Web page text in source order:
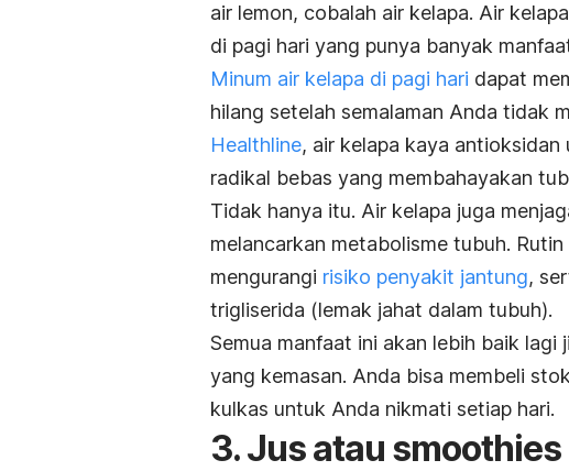
air lemon, cobalah air kelapa. Air
di pagi hari yang punya banyak
Minum air kelapa di pagi hari dapat
hilang setelah semalaman Anda tidak
Healthline, air kelapa kaya
radikal bebas yang membahayakan
Tidak hanya itu. Air kelapa juga
melancarkan metabolisme tubuh.
mengurangi risiko penyakit jantung,
trigliserida (lemak jahat dalam tubuh).
Semua manfaat ini akan lebih baik lagi
yang kemasan. Anda bisa membeli
kulkas untuk Anda nikmati setiap hari.
3. Jus atau smoothies